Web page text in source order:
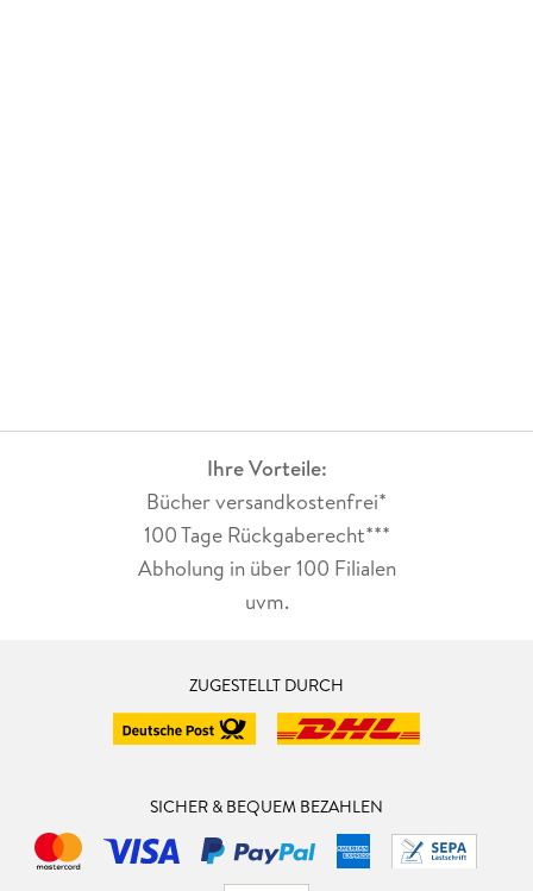
Ihre Vorteile:
Bücher versandkostenfrei*
100 Tage Rückgaberecht***
Abholung in über 100 Filialen
uvm.
ZUGESTELLT DURCH
SICHER & BEQUEM BEZAHLEN